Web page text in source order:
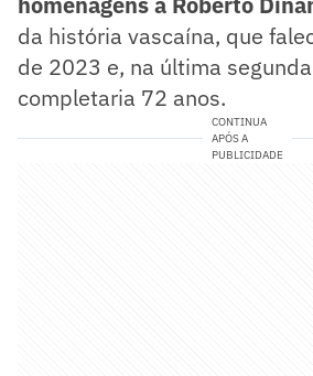
da história vascaína, que
de 2023 e, na última
completaria 72 anos.
CONTINUA
APÓS A
PUBLICIDADE